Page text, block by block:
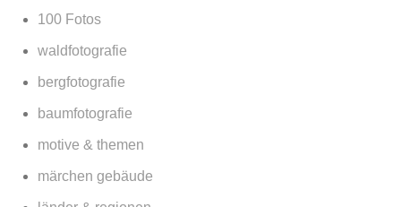
100 Fotos
waldfotografie
bergfotografie
baumfotografie
motive & themen
märchen gebäude